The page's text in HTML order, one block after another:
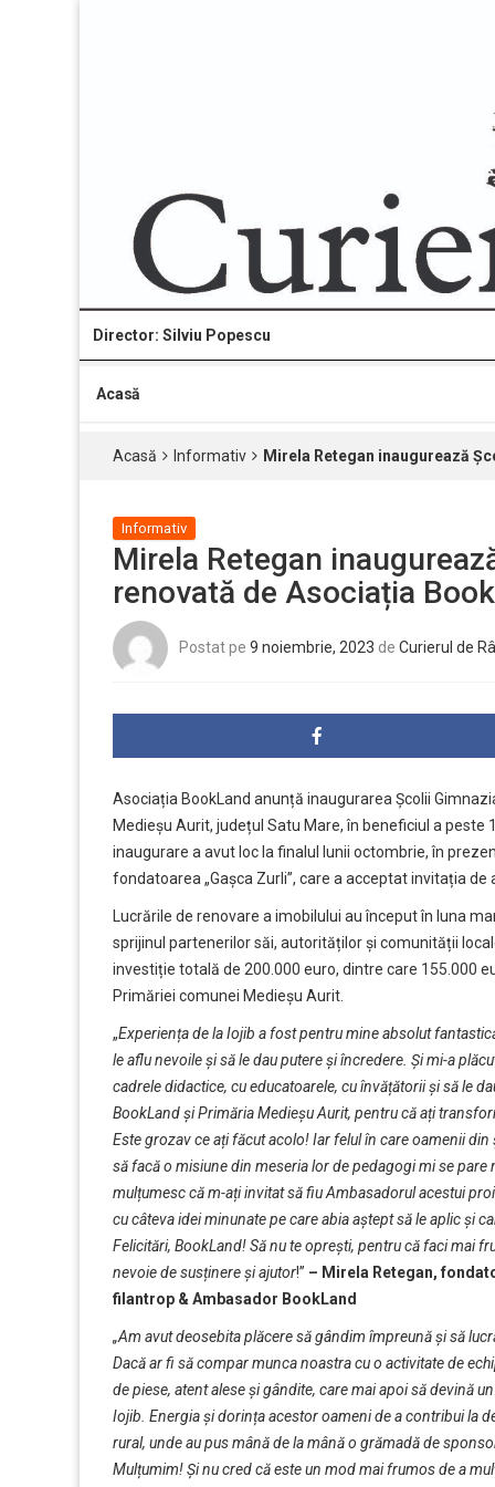
Director: Silviu Popescu
Acasă
Acasă Informativ Mirela Retegan inaugurează
Informativ
Mirela Retegan
renovată de Asociația
Postat pe 9 noiembrie, 2023 de Curierul de
Asociația BookLand anunță inaugurarea Școlii
Medieșu Aurit, județul Satu Mare, în beneficiul a
inaugurare a avut loc la finalul lunii octombrie, în
fondatoarea „Gașca Zurli”, care a acceptat invitația
Lucrările de renovare a imobilului au început în luna
sprijinul partenerilorsăi, autorităților și comunității
investiție totală de 200.000 euro, dintre care 155.000
Primăriei comunei Medieșu Aurit.
„Experiența de la Iojib a fost pentru mine absolut
le aflu nevoile și să le dau putere și încredere. Și mi-a
cadrele didactice, cu educatoarele, cu învățătorii și să le
BookLand și Primăria Medieșu Aurit, pentru că ați
Este grozav ce ați făcut acolo! Iar felul în care oamenii
să facă o misiune din meseria lor de pedagogi mi se
mulțumesc că m-ați invitat să fiu Ambasadorul acestui
cu câteva idei minunate pe care abia aștept să le aplic și
Felicitări, BookLand! Să nu te oprești, pentru că faci mai
nevoie de susținere și ajutor!” – Mirela Retegan,
filantrop & Ambasador BookLand
„Am avut deosebita plăcere să gândim împreună și să
Dacă ar fi să compar munca noastra cu o activitate de
de piese, atent alese și gândite, care mai apoi să devină
Iojib. Energia și dorința acestor oameni de a contribui la
rural, unde au pus mână de la mână o grămadă de
Mulțumim! Și nu cred că este un mod mai frumos de a